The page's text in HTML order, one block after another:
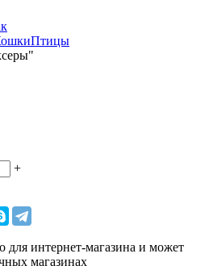
Птицы
+
для интернет-магазина и может
магазинах